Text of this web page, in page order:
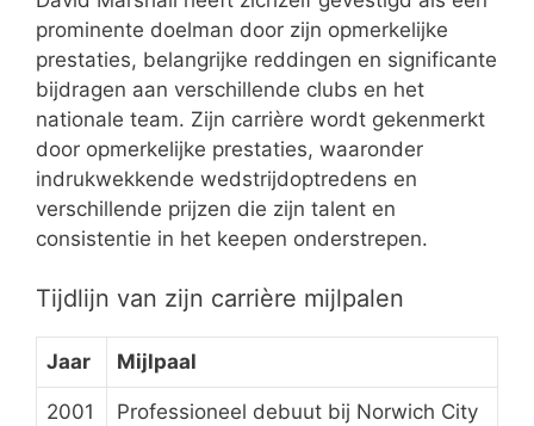
prominente doelman door zijn opmerkelijke
prestaties, belangrijke reddingen en significante
bijdragen aan verschillende clubs en het
nationale team. Zijn carrière wordt gekenmerkt
door opmerkelijke prestaties, waaronder
indrukwekkende wedstrijdoptredens en
verschillende prijzen die zijn talent en
consistentie in het keepen onderstrepen.
Tijdlijn van zijn carrière mijlpalen
Jaar Mijlpaal
2001 Professioneel debuut bij Norwich City